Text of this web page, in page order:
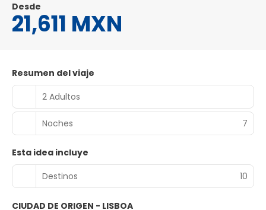
Desde
21,611 MXN
Resumen del viaje
2 Adultos
Noches 7
Esta idea incluye
Destinos
10
CIUDAD DE ORIGEN - LISBOA